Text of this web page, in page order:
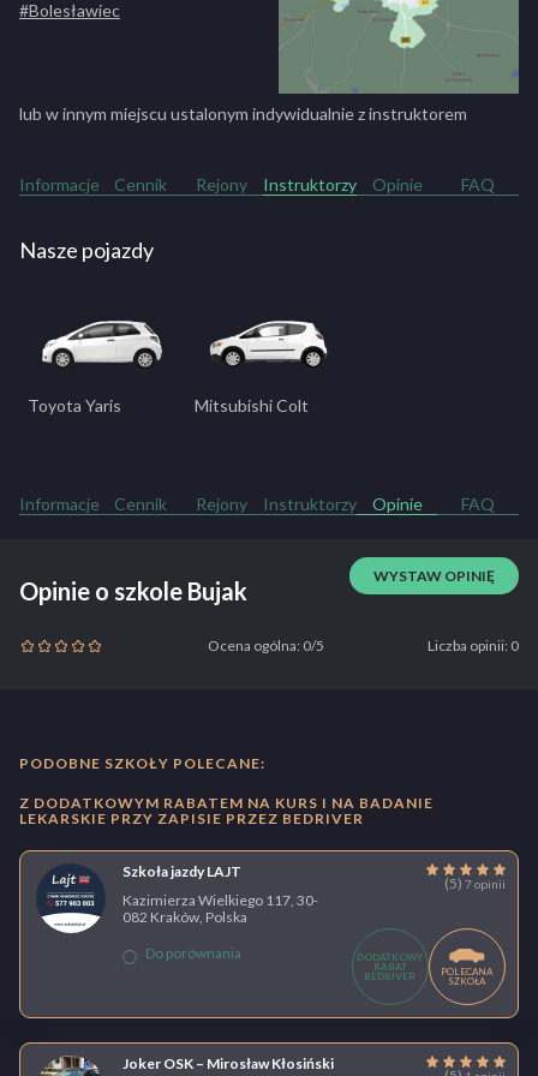
#Bolesławiec
lub w innym miejscu ustalonym indywidualnie z instruktorem
Informacje Cennik Rejony Instruktorzy Opinie FAQ
Nasze pojazdy
Toyota Yaris Mitsubishi Colt
Informacje Cennik Rejony Instruktorzy Opinie FAQ
Opinie o szkole Bujak
WYSTAW OPINIĘ
Ocena ogólna: 0/5 Liczba opinii: 0
PODOBNE SZKOŁY POLECANE:
Z DODATKOWYM RABATEM NA KURS I NA BADANIE
LEKARSKIE PRZY ZAPISIE PRZEZ BEDRIVER
Szkoła jazdy LAJT
(5) 7 opinii
Kazimierza Wielkiego 117, 30-
082 Kraków, Polska
Do porównania
DODATKOWY
RABAT
BEDRIVER
POLECANA
SZKOŁA
Joker OSK – Mirosław Kłosiński